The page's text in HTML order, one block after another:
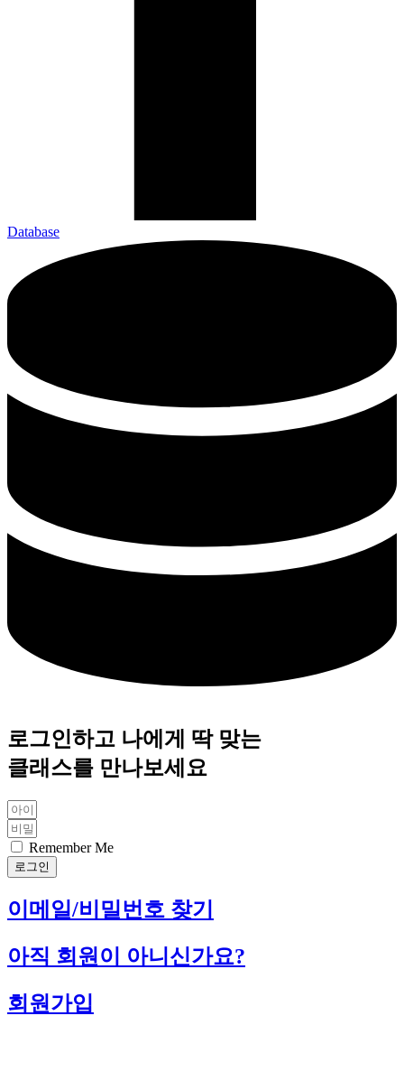
Database
로그인하고 나에게 딱 맞는
클래스를 만나보세요
Remember Me
로그인
이메일/비밀번호 찾기
아직 회원이 아니신가요?
회원가입